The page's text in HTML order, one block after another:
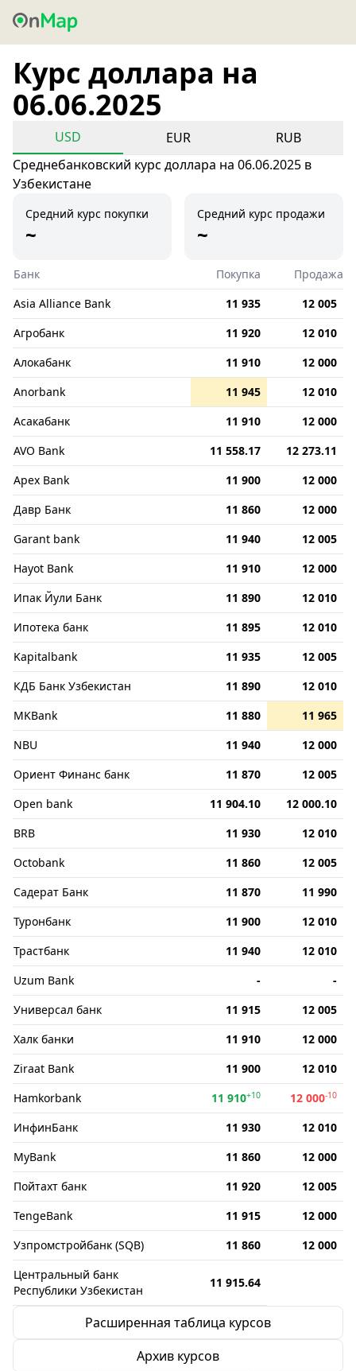
Курс доллара на
06.06.2025
USD EUR
RUB
Среднебанковский курс доллара на 06.06.2025 в
Узбекистане
Средний курс покупки
~
Средний курс продажи
~
Банк Покупка
Продажа
Asia Alliance Bank
11 935
12 005
Агробанк
11 920
12 010
Алокабанк
11 910
12 000
Anorbank
11 945
12 010
Асакабанк
11 910
12 000
AVO Bank
11 558.17
12 273.11
Apex Bank
11 900
12 000
Давр Банк
11 860
12 000
Garant bank
11 940
12 005
Hayot Bank
11 910
12 000
Ипак Йули Банк
11 890
12 010
Ипотека банк
11 895
12 010
Kapitalbank
11 935
12 005
КДБ Банк Узбекистан
11 890
12 010
MKBank
11 880
11 965
NBU
11 940
12 000
Ориент Финанс банк
11 870
12 005
Open bank
11 904.10
12 000.10
BRB
11 930
12 010
Octobank
11 860
12 005
Садерат Банк
11 870
11 990
Туронбанк
11 900
12 010
Трастбанк
11 940
12 010
Uzum Bank
-
-
Универсал банк
11 915
12 005
Халк банки
11 910
12 000
Ziraat Bank
11 900
12 010
Hamkorbank
11 910+10 12 000-10
ИнфинБанк 11 930
12 010
MyBank
11 860
12 000
Пойтахт банк
11 920
12 005
TengeBank
11 915
12 000
Узпромстройбанк (SQB)
11 860
12 000
Центральный банк
Республики Узбекистан
11 915.64
Расширенная таблица курсов
Архив курсов